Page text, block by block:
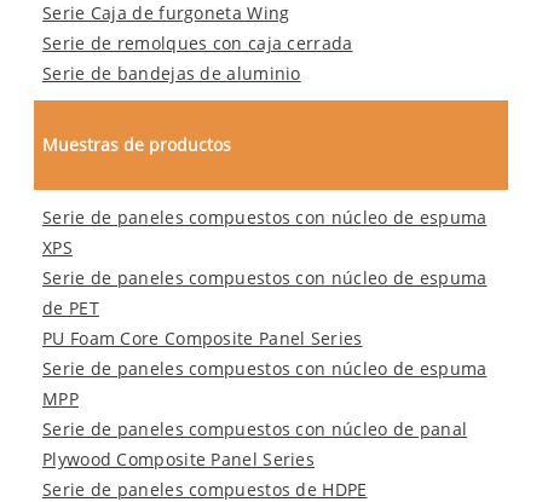
Serie Caja de furgoneta Wing
Serie de remolques con caja cerrada
Serie de bandejas de aluminio
Muestras de productos
Serie de paneles compuestos con núcleo de espuma
XPS
Serie de paneles compuestos con núcleo de espuma
de PET
PU Foam Core Composite Panel Series
Serie de paneles compuestos con núcleo de espuma
MPP
Serie de paneles compuestos con núcleo de panal
Plywood Composite Panel Series
Serie de paneles compuestos de HDPE